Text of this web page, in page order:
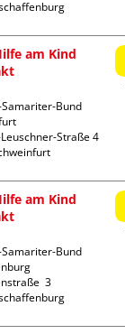
am Kind
Bund
Straße 4
am Kind
Bund
3